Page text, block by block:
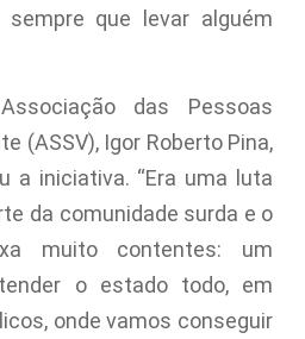
sempre que levar alguém
das Pessoas
(ASSV), Igor Roberto Pina,
a iniciativa. “Era uma luta
da comunidade surda e o
muito contentes: um
o estado todo, em
onde vamos conseguir